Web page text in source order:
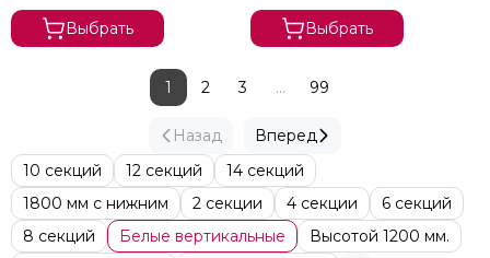
Выбрать
Выбрать
Назад
1 2 3 ... 99
Вперед
10 секций
12 секций
14 секций
1800 мм с нижним
2 секции 4 секции
6 секций
8 секций
Белые вертикальные
Высотой 1200 мм.